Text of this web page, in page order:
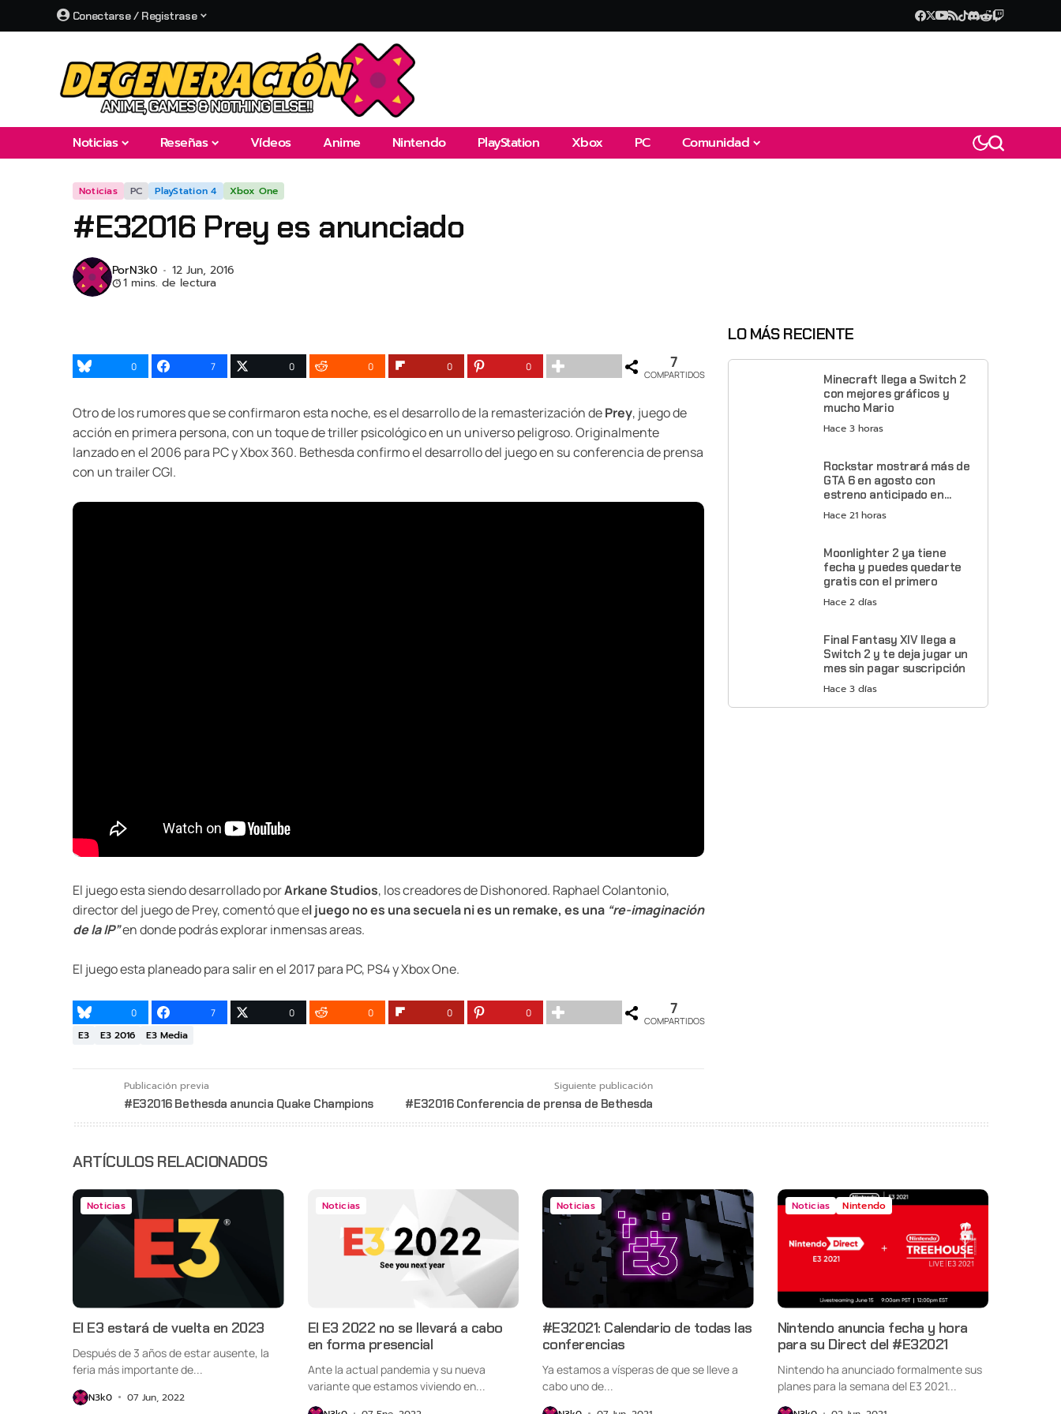
Conectarse / Registrase
Noticias Reseñas Vídeos Anime Nintendo PlayStation Xbox PC Comunidad
Noticias PC PlayStation 4 Xbox One
#E32016 Prey es anunciado
PorN3k0 12 Jun, 2016
1 mins. de lectura
0 7 0 0 0 0 7
COMPARTIDOS
Otro de los rumores que se confirmaron esta noche, es el desarrollo de la remasterización dePrey, juego de
acción en primera persona, con un toque de triller psicológico en un universo peligroso. Originalmente
lanzado en el 2006 para PC y Xbox 360. Bethesda confirmo el desarrollo del juego en su conferencia de prensa
con un trailer CGI.
El juego esta siendo desarrollado porArkane Studios, los creadores de Dishonored. Raphael Colantonio,
director del juego de Prey, comentó que el juego no es una secuela ni es un remake, es una “re-imaginación
de la IP”en donde podrás explorar inmensas areas.
El juego esta planeado para salir en el 2017 para PC, PS4 y Xbox One.
0 7 0 0 0 0 7
COMPARTIDOS
E3 E3 2016 E3 Media
Publicación previa
#E32016 Bethesda anuncia Quake Champions
Siguiente publicación
#E32016 Conferencia de prensa de Bethesda
LO MÁS RECIENTE
Minecraft llega a Switch 2
con mejores gráficos y
mucho Mario
Hace 3 horas
Rockstar mostrará más de
GTA 6 en agosto con
estreno anticipado en
Netflix
Hace 21 horas
Moonlighter 2 ya tiene
fecha y puedes quedarte
gratis con el primero
Hace 2 días
Final Fantasy XIV llega a
Switch 2 y te deja jugar un
mes sin pagar suscripción
Hace 3 días
ARTÍCULOS RELACIONADOS
Noticias
El E3 estará de vuelta en 2023
Después de 3 años de estar ausente, la
feria más importante de...
N3k0 07 Jun, 2022
Noticias
El E3 2022 no se llevará a cabo
en forma presencial
Ante la actual pandemia y su nueva
variante que estamos viviendo en...
Noticias
#E32021: Calendario de todas las
conferencias
Ya estamos a vísperas de que se lleve a
cabo uno de...
Noticias Nintendo
Nintendo anuncia fecha y hora
para su Direct del #E32021
Nintendo ha anunciado formalmente sus
planes para la semana del E3 2021...